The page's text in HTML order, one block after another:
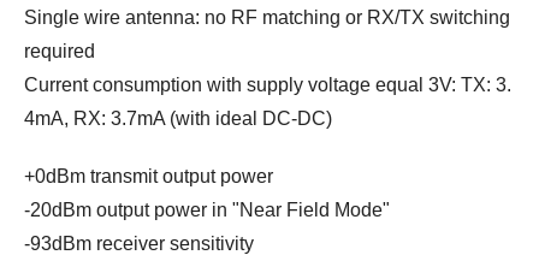
Single wire antenna: no RF matching or RX/TX switching
required
Current consumption with supply voltage equal 3V: TX: 3.
4mA, RX: 3.7mA (with ideal DC-DC)
+0dBm transmit output power
-20dBm output power in "Near Field Mode"
-93dBm receiver sensitivity